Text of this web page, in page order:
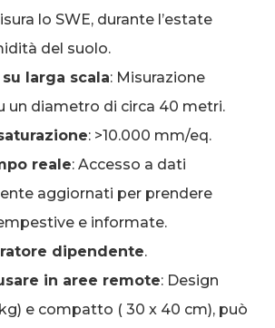
lo SWE, durante l’estate
del suolo.
larga scala: Misurazione
un diametro di circa 40 metri.
: >10.000 mm/eq.
reale: Accesso a dati
aggiornati per prendere
e informate.
dipendente.
in aree remote: Design
e compatto ( 30 x 40 cm), può